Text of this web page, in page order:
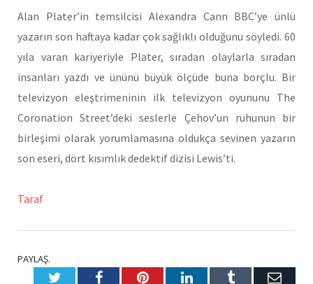
Alan Plater’in temsilcisi Alexandra Cann BBC’ye ünlü
yazarın son haftaya kadar çok sağlıklı olduğunu söyledi. 60
yıla varan kariyeriyle Plater, sıradan olaylarla sıradan
insanları yazdı ve ününü büyük ölçüde buna borçlu. Bir
televizyon eleştrimeninin ilk televizyon oyununu The
Coronation Street’deki seslerle Çehov’un ruhunun bir
birleşimi olarak yorumlamasına oldukça sevinen yazarın
son eseri, dört kısımlık dedektif dizisi Lewis’ti.
Taraf
PAYLAŞ.
TwitterFacebookPinterestLinkedInTumblr E-